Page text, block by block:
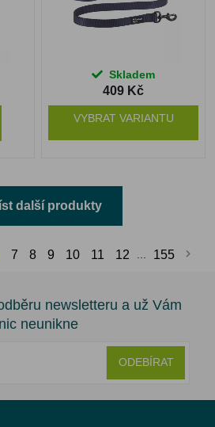
Skladem
409 Kč
VYBRAT VARIANTU
další produkty
7 8 9 10 11 12 155
newsletteru a už Vám
nic neunikne
ODEBÍRAT